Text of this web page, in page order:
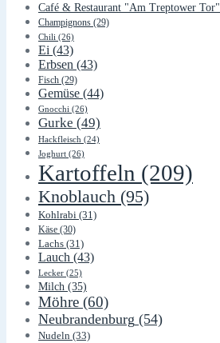
Café & Restaurant "Am Treptower Tor"
Champignons (29)
Chili (26)
Ei (43)
Erbsen (43)
Fisch (29)
Gemüse (44)
Gnocchi (26)
Gurke (49)
Hackfleisch (24)
Joghurt (26)
Kartoffeln (209)
Knoblauch (95)
Kohlrabi (31)
Käse (30)
Lachs (31)
Lauch (43)
Lecker (25)
Milch (35)
Möhre (60)
Neubrandenburg (54)
Nudeln (33)